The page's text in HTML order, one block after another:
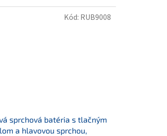
sprchová batéria s tlačným
a hlavovou sprchou,
Kód: RUB9008